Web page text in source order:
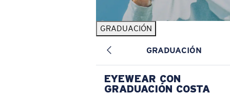
GRADUACIÓN
GRADUACIÓN
EYEWEAR CON
GRADUACIÓN COSTA